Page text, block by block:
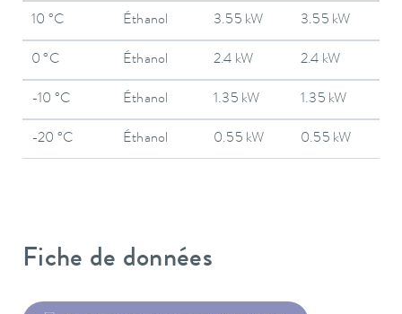
10 °C Éthanol 3.55 kW 3.55 kW
0 °C Éthanol 2.4 kW 2.4 kW
-10 °C Éthanol 1.35 kW 1.35 kW
-20 °C Éthanol 0.55 kW 0.55 kW
Fiche de données